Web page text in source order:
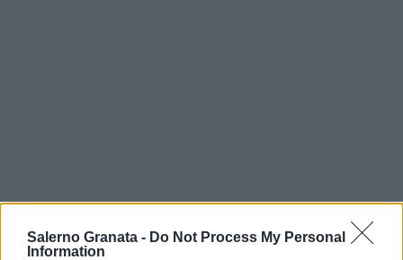
Salerno Granata - Do Not Process My Personal
Information